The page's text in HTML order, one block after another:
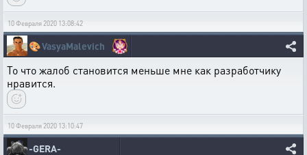
10 Февраля 2020 13:08:42
🎨VasyaMalevich
То что жалоб становится меньше мне как разработчику
нравится.
10 Февраля 2020 13:10:47
-GERA-